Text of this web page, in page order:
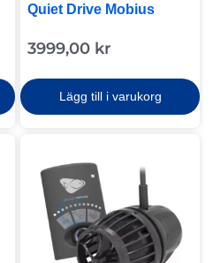
Quiet Drive Mobius
3999,00 kr
Lägg till i varukorg